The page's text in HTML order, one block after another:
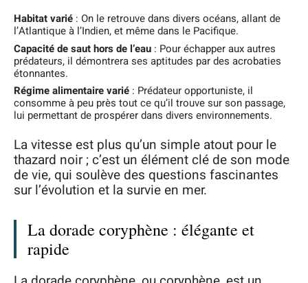
Habitat varié : On le retrouve dans divers océans, allant de
l’Atlantique à l’Indien, et même dans le Pacifique.
Capacité de saut hors de l’eau : Pour échapper aux autres
prédateurs, il démontrera ses aptitudes par des acrobaties
étonnantes.
Régime alimentaire varié : Prédateur opportuniste, il
consomme à peu près tout ce qu’il trouve sur son passage,
lui permettant de prospérer dans divers environnements.
La vitesse est plus qu’un simple atout pour le
thazard noir ; c’est un élément clé de son mode
de vie, qui soulève des questions fascinantes
sur l’évolution et la survie en mer.
La dorade coryphène : élégante et
rapide